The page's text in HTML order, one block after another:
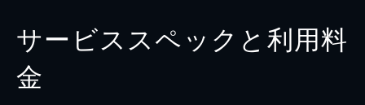
サービススペックと利用料
金